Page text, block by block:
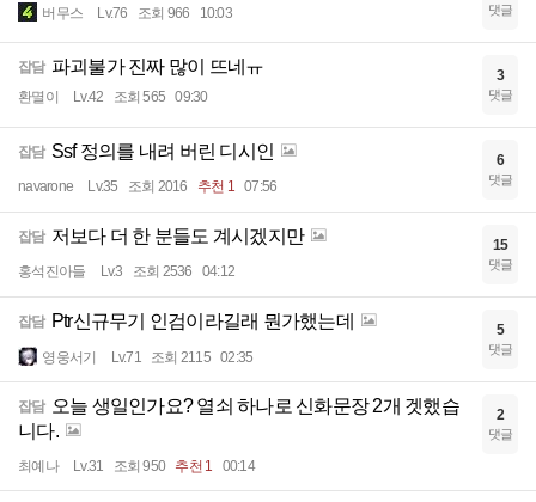
버무스 Lv.76 조회 966 10:03 댓글
잡담 파괴불가 진짜 많이 뜨네ㅠ
환멸이 Lv.42 조회 565 09:30
3
댓글
잡담 Ssf 정의를 내려 버린 디시인
navarone Lv.35 조회 2016 추천 1 07:56
6
댓글
잡담 저보다 더 한 분들도 계시겠지만
홍석진아들 Lv.3 조회 2536 04:12
15
댓글
잡담 Ptr신규무기 인검이라길래 뭔가했는데
영웅서기 Lv.71 조회 2115 02:35
5
댓글
잡담 오늘 생일인가요? 열쇠 하나로 신화문장 2개 겟했습
니다.
최예나 Lv.31 조회 950 추천 1 00:14
2
댓글